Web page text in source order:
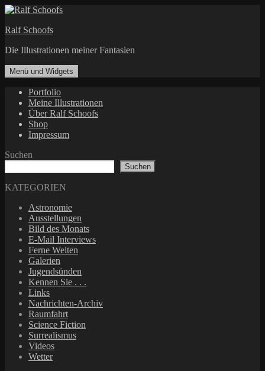
Zum
springen
Ralf Schoofs
Die Illustrationen meiner Fantasien
Menü und Widgets
Portfolio
Meine Illustrationen
Über Ralf Schoofs
Shop
Impressum
Suchen
Suchen
KATEGORIEN
Astronomie
Ausstellungen
Bild des Monats
E-Mail Interviews
Ferne Welten
Galerien
Jugendsünden
Kennen Sie . . .
Links
Nachrichten-Archiv
Raumfahrt
Science Fiction
Surrealismus
Videos
Wetter